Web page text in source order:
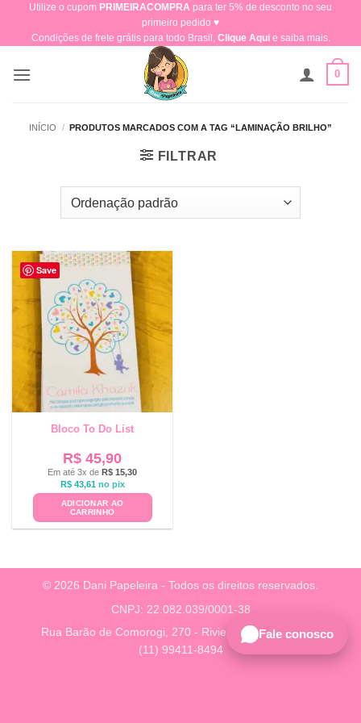
content
Utilize o cupom PRIMEIRACOMPRA para ter 5% de desconto no seu
primeiro pedido ♥​
Condições de frete grátis para todo Brasil, Clique Aquie saiba mais.
0
INÍCIO / PRODUTOS MARCADOS COM A TAG “LAMINAÇÃO BRILHO”
FILTRAR
Save
Bloco To Do List
R$ 45,90
Em até 3x de R$ 15,30
R$43,61 no pix
ADICIONAR AO
CARRINHO
© 2026 Dani Papeleira - Todos os direitos reservados.
CNPJ: 22.082.039/0001-38
Rua Barão de Comorogi, 270 - Riviera, São Paulo - SP
(11) 99411-8494
Fale conosco